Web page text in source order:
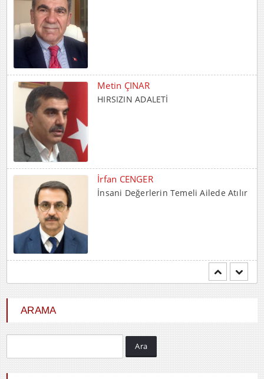
Metin ÇINAR
HIRSIZIN ADALETİ
İrfan CENGER
İnsani Değerlerin Temeli Ailede Atılır
YENİ DÜNYA DÜZENİNDE
ARAMA
Ara